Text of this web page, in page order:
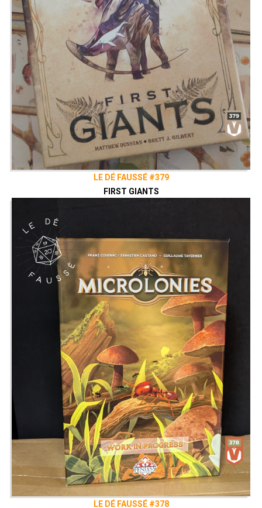
LE DÉ FAUSSÉ #379
FIRST GIANTS
LE DÉ FAUSSÉ #378